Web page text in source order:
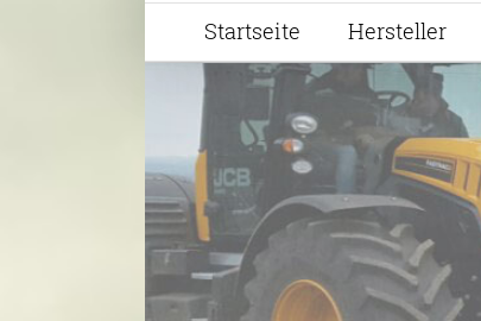
Startseite Hersteller